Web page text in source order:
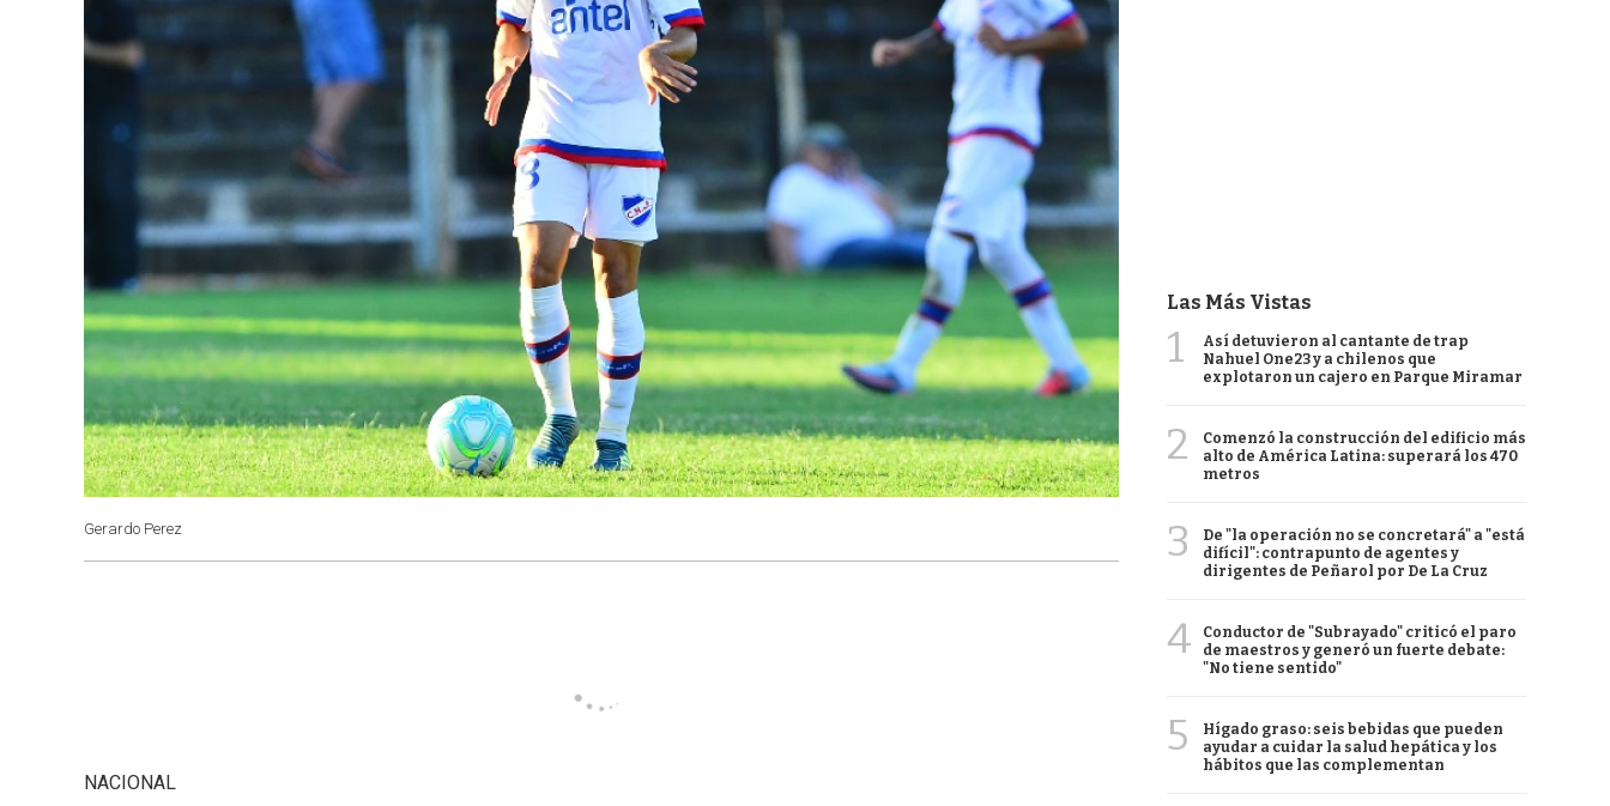
Gerardo Perez
NACIONAL
Las Más Vistas
1
Así detuvieron al cantante de trap
Nahuel One23 y a chilenos que
explotaron un cajero en Parque Miramar
2
Comenzó la construcción del edificio más
alto de América Latina: superará los 470
metros
3
De "la operación no se concretará" a "está
difícil": contrapunto de agentes y
dirigentes de Peñarol por De La Cruz
4
Conductor de "Subrayado" criticó el paro
de maestros y generó un fuerte debate:
"No tiene sentido"
5
Hígado graso: seis bebidas que pueden
ayudar a cuidar la salud hepática y los
hábitos que las complementan